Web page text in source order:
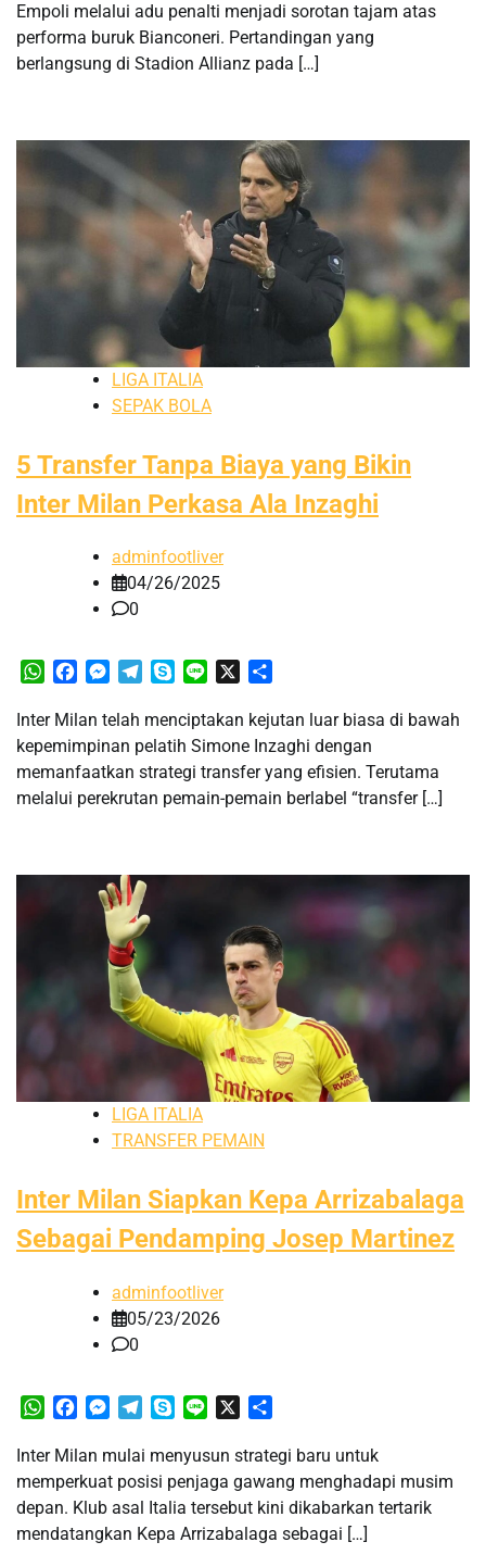
Empoli melalui adu penalti menjadi sorotan tajam atas
performa buruk Bianconeri. Pertandingan yang
berlangsung di Stadion Allianz pada […]
LIGA ITALIA
SEPAK BOLA
5 Transfer Tanpa Biaya yang Bikin
Inter Milan Perkasa Ala Inzaghi
adminfootliver
04/26/2025
0
WhatsApp
FacebookMessenger
TelegramSkypeLine
Inter Milan telah menciptakan kejutan luar biasa di bawah
kepemimpinan pelatih Simone Inzaghi dengan
memanfaatkan strategi transfer yang efisien. Terutama
melalui perekrutan pemain-pemain berlabel “transfer […]
LIGA ITALIA
TRANSFER PEMAIN
Inter Milan Siapkan Kepa Arrizabalaga
Sebagai Pendamping Josep Martinez
adminfootliver
05/23/2026
0
WhatsApp
FacebookMessenger
TelegramSkypeLine
Inter Milan mulai menyusun strategi baru untuk
memperkuat posisi penjaga gawang menghadapi musim
depan. Klub asal Italia tersebut kini dikabarkan tertarik
mendatangkan Kepa Arrizabalaga sebagai […]